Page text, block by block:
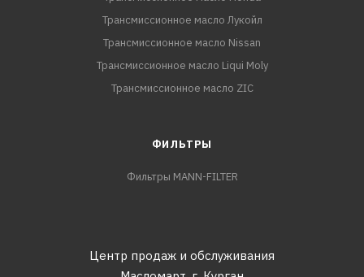
Трансмиссионное масло Лукойл
Трансмиссионное масло Nissan
Трансмиссионное масло Liqui Moly
Трансмиссионное масло ZIC
ФИЛЬТРЫ
Фильтры MANN-FILTER
Центр продаж и обслуживания